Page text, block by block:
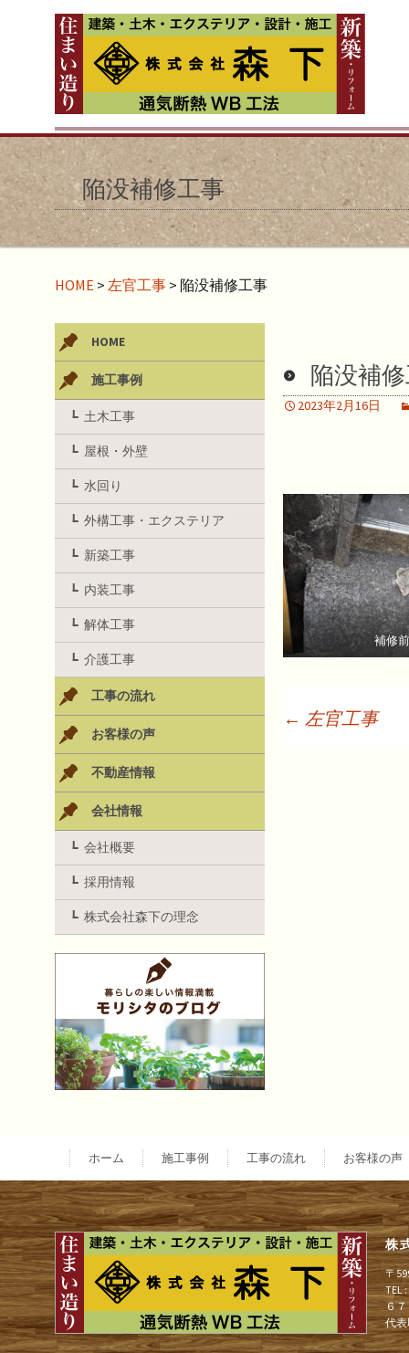
陥没補修工事
HOME > 左官工事 > 陥没補修工事
陥没補
2023年2月16日
補修
ョ
ン
← 左官工事
HOME
施工事例
土木工事
屋根・外壁
水回り
外構工事・エクステリア
新築工事
内装工事
解体工事
介護工事
工事の流れ
お客様の声
不動産情報
会社情報
会社概要
採用情報
株式会社森下の理念
ホーム 施工事例 工事の流れ お客様の声
株
〒
TEL
６
代